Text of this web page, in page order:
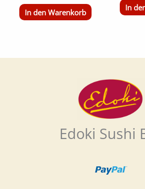
In den Warenkorb
In
Edoki Sushi